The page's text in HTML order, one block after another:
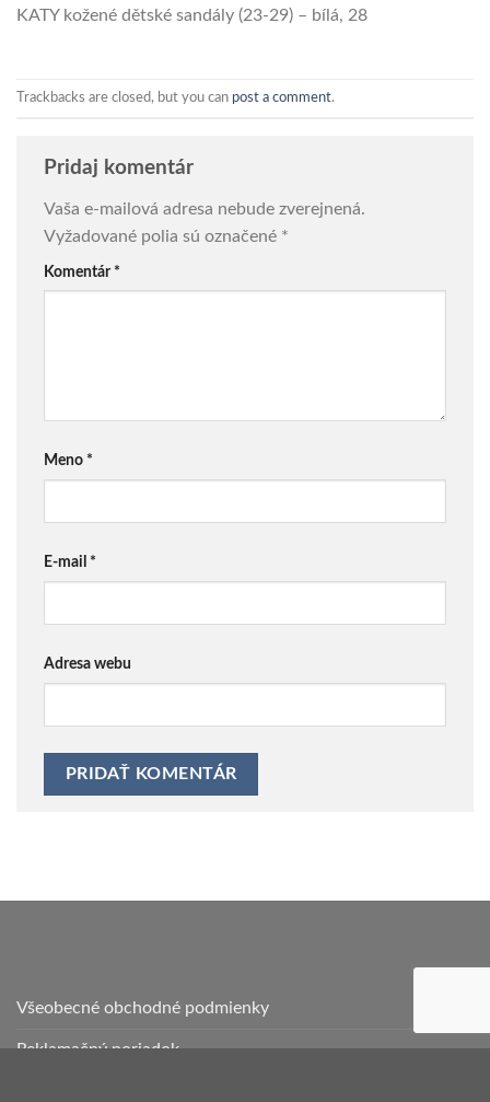
KATY kožené dětské sandály (23-29) – bílá, 28
Trackbacks are closed, but you can post a comment.
Pridaj komentár
Vaša e-mailová adresa nebude zverejnená.
Vyžadované polia sú označené *
Komentár *
Meno *
E-mail *
Adresa webu
Všeobecné obchodné podmienky
Reklamačný poriadok